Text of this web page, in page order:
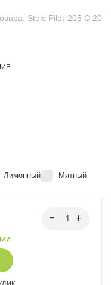
Stels Pilot-205 C 20
Лимонный Мятный